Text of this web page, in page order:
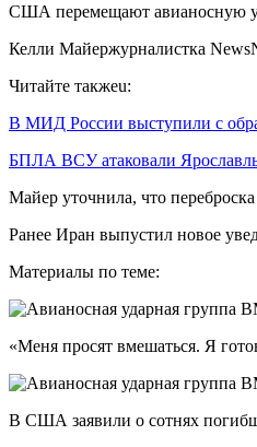
США перемещают авианосную
Келли Майержурналистка
Читайте такжеu:
В МИД России выступили с
БПЛА ВСУ атаковали
Майер уточнила, что
Ранее Иран выпустил новое
Материалы по теме:
«Меня просят вмешаться. Я
В США заявили о сотнях